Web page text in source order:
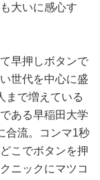
大いに感心す
早押しボタンで
世代を中心に盛
まで増えている
ある早稲田大学
合流。コンマ1秒
こでボタンを押
ニックにマツコ